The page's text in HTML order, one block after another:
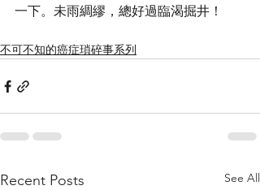
一下。未雨綢繆，總好過臨渴掘井！
不可不知的癌症瑣碎事系列
Recent Posts See All